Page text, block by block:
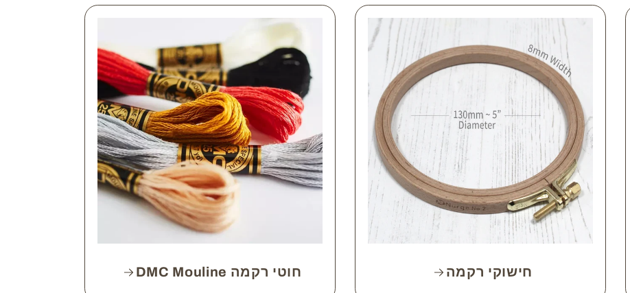
חישוקי רקמה חוטי רקמה DMC Mouline